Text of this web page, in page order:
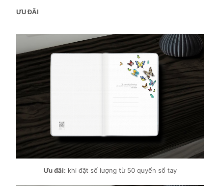
ƯU ĐÃI
Ưu đãi: khi đặt số lượng từ 50 quyển sổ tay